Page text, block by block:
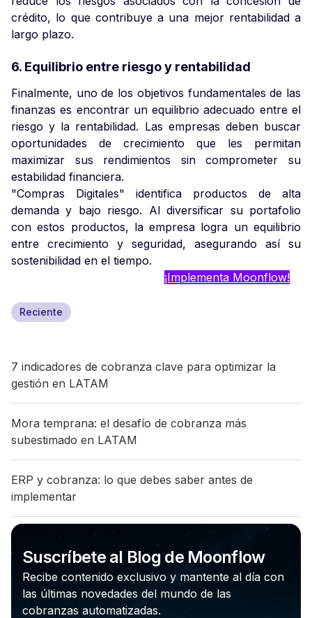
crédito, lo que contribuye a una mejor rentabilidad a
largo plazo.
6. Equilibrio entre riesgo y rentabilidad
Finalmente, uno de los objetivos fundamentales de las
finanzas es encontrar un equilibrio adecuado entre el
riesgo y la rentabilidad. Las empresas deben buscar
oportunidades de crecimiento que les permitan
maximizar sus rendimientos sin comprometer su
estabilidad financiera.
"Compras Digitales" identifica productos de alta
demanda y bajo riesgo. Al diversificar su portafolio
con estos productos, la empresa logra un equilibrio
entre crecimiento y seguridad, asegurando así su
sostenibilidad en el tiempo.
¡Implementa Moonflow!
Reciente
7 indicadores de cobranza clave para optimizar la
gestión en LATAM
Mora temprana: el desafío de cobranza más
subestimado en LATAM
ERP y cobranza: lo que debes saber antes de
implementar
Suscríbete al Blog de Moonflow
Recibe contenido exclusivo y mantente al día con
las últimas novedades del mundo de las
cobranzas automatizadas.